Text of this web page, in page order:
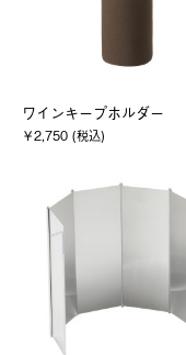
ワインキープホルダー
￥2,750 (税込)